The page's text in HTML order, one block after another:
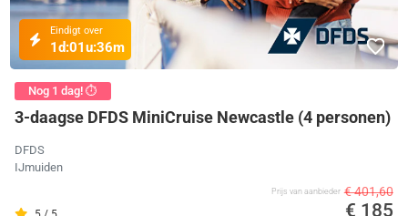
Eindigt over
1d:01u:36m
Nog 1 dag! ⏱️
3-daagse DFDS MiniCruise Newcastle (4 personen)
DFDS
IJmuiden
Prijs van aanbieder € 401,60
€ 185